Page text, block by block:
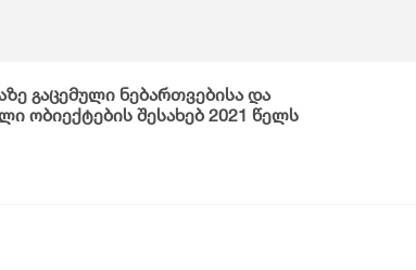
გაცემული ნებართვებისა და
ობიექტების შესახებ 2021 წელს